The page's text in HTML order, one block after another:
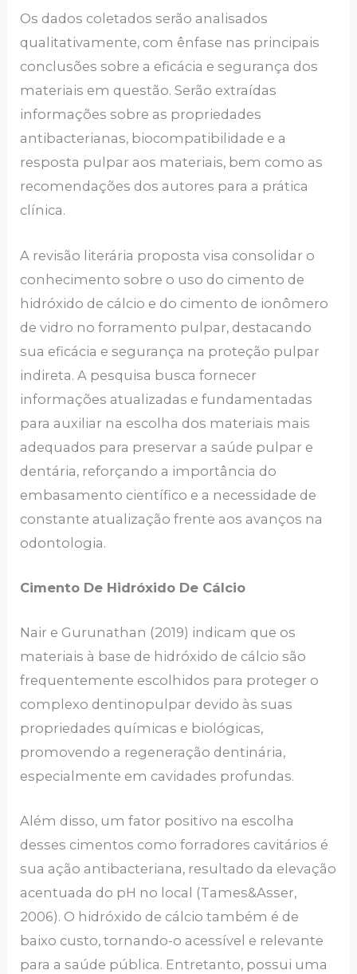
Os dados coletados serão analisados
qualitativamente, com ênfase nas principais
conclusões sobre a eficácia e segurança dos
materiais em questão. Serão extraídas
informações sobre as propriedades
antibacterianas, biocompatibilidade e a
resposta pulpar aos materiais, bem como as
recomendações dos autores para a prática
clínica.
A revisão literária proposta visa consolidar o
conhecimento sobre o uso do cimento de
hidróxido de cálcio e do cimento de ionômero
de vidro no forramento pulpar, destacando
sua eficácia e segurança na proteção pulpar
indireta. A pesquisa busca fornecer
informações atualizadas e fundamentadas
para auxiliar na escolha dos materiais mais
adequados para preservar a saúde pulpar e
dentária, reforçando a importância do
embasamento científico e a necessidade de
constante atualização frente aos avanços na
odontologia.
Cimento De Hidróxido De Cálcio
Nair e Gurunathan (2019) indicam que os
materiais à base de hidróxido de cálcio são
frequentemente escolhidos para proteger o
complexo dentinopulpar devido às suas
propriedades químicas e biológicas,
promovendo a regeneração dentinária,
especialmente em cavidades profundas.
Além disso, um fator positivo na escolha
desses cimentos como forradores cavitários é
sua ação antibacteriana, resultado da elevação
acentuada do pH no local (Tames&Asser,
2006). O hidróxido de cálcio também é de
baixo custo, tornando-o acessível e relevante
para a saúde pública. Entretanto, possui uma